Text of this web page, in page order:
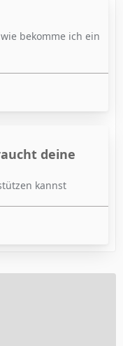
bekomme ich ein
deine
kannst